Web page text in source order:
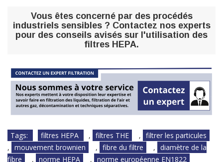
Vous êtes concerné par des procédés
industriels sensibles ? Contactez nos experts
pour des conseils avisés sur l'utilisation des
filtres HEPA.
Tags: filtres HEPA , filtres THE , filtrer les particules
, mouvement brownien , fibre du filtre , diamètre de la
fibre
, norme HEPA , norme européenne EN1822